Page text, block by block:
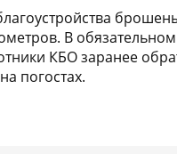
В
КБО заранее
погостах.